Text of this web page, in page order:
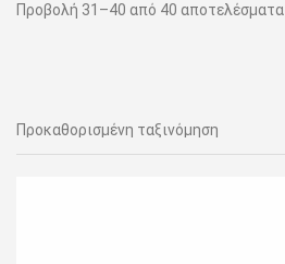
Προβολή 31–40 από 40 αποτελέσματα